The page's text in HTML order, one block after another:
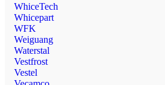
WhiceTech
Whicepart
WFK
Weiguang
Waterstal
Vestfrost
Vestel